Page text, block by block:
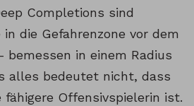
Completions sind
die Gefahrenzone vor dem
bemessen in einem Radius
alles bedeutet nicht, dass
fähigere Offensivspielerin ist.